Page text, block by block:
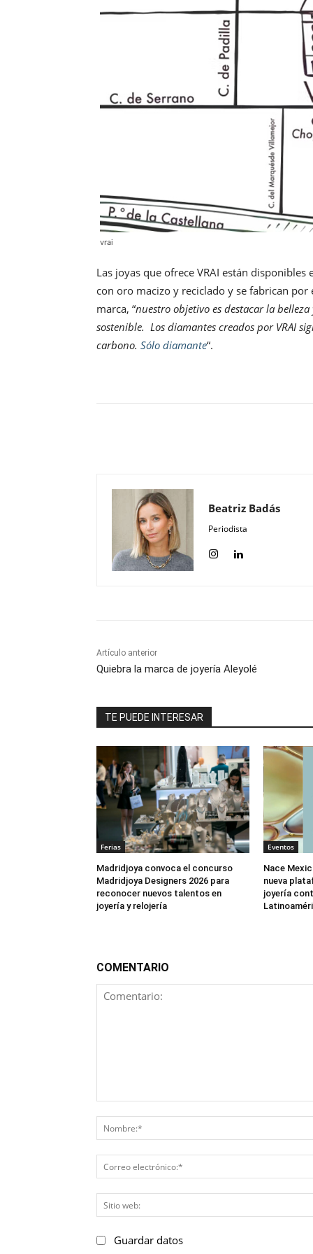
vrai
Las joyas que ofrece VRAI están
con oro macizo y reciclado y se fabrican
marca, “nuestro objetivo es destacar la
sostenible. Los diamantes creados por VRAI
carbono. Sólo diamante“.
Beatriz Badás
Periodista
Artículo anterior
Quiebra la marca de joyería Aleyolé
TE PUEDE INTERESAR
Ferias
Madridjoya convoca el concurso
Madridjoya Designers 2026 para
reconocer nuevos talentos en
joyería y relojería
Eventos
Nace
nueva
joyería
COMENTARIO
Guardar datos